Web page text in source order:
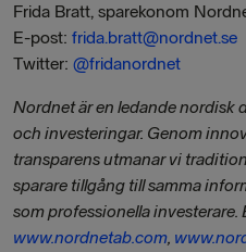
Frida Bratt, sparekonom
E-post: frida.bratt@nordnet.se
Twitter: @fridanordnet
Nordnet är en ledande nordisk
och investeringar. Genom
transparens utmanar vi
sparare tillgång till samma
som professionella investerare.
www.nordnetab.com,